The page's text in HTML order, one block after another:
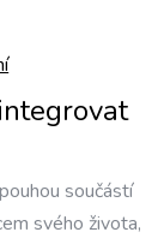
součástí
svého života,